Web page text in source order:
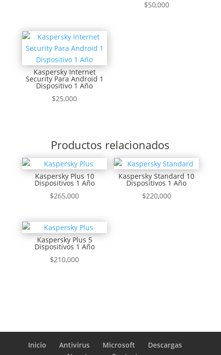
$50,000
Kaspersky Internet
Security Para Android 1
Dispositivo 1 Año
$25,000
Productos relacionados
Kaspersky Plus 10
Dispositivos 1 Año
$265,000
Kaspersky Standard 10
Dispositivos 1 Año
$220,000
Kaspersky Plus 5
Dispositivos 1 Año
$210,000
Inicio Antivirus Microsoft
Descargas